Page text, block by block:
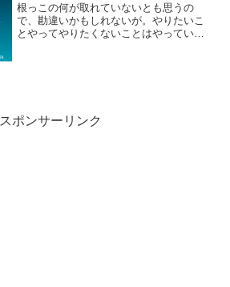
根っこの何が取れていないとも思うの
で、勘違いかもしれないが。やりたいこ
とやってやりたくないことはやっていな
スポンサーリンク